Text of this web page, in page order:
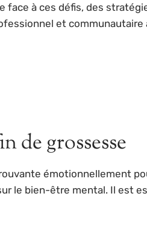
à ces défis, des
et
de grossesse
émotionnellement
le bien-être mental. Il est